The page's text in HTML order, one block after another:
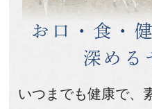
お口・食・
深める
いつまでも健康で、